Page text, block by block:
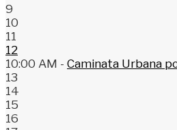
9
10
11
12
10:00 AM - Caminata Urbana
13
14
15
16